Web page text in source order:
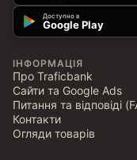
Доступно в
Google Play
ІНФОРМАЦІЯ
Про Traficbank
Сайти та Google Ads
Питання та відповіді
Контакти
Огляди товарів